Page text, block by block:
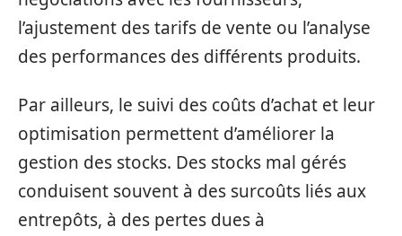
l’ajustement des tarifs de vente ou l’analyse
des performances des différents produits.
Par ailleurs, le suivi des coûts d’achat et leur
optimisation permettent d’améliorer la
gestion des stocks. Des stocks mal gérés
conduisent souvent à des surcoûts liés aux
entrepôts, à des pertes dues à